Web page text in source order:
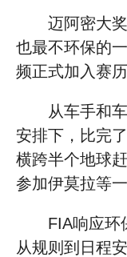
迈阿密大
也最不环保的
频正式加入赛
从车手和
安排下，比完
横跨半个地球
参加伊莫拉等
FIA响应环
从规则到日程